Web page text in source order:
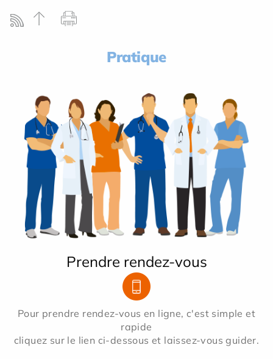
Pratique
Prendre rendez-vous
Pour prendre rendez-vous en ligne, c'est simple et
rapide
cliquez sur le lien ci-dessous et laissez-vous guider.